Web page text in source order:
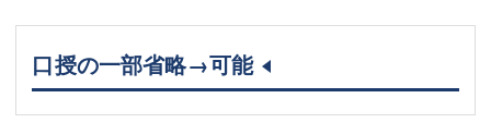
口授の一部省略→可能